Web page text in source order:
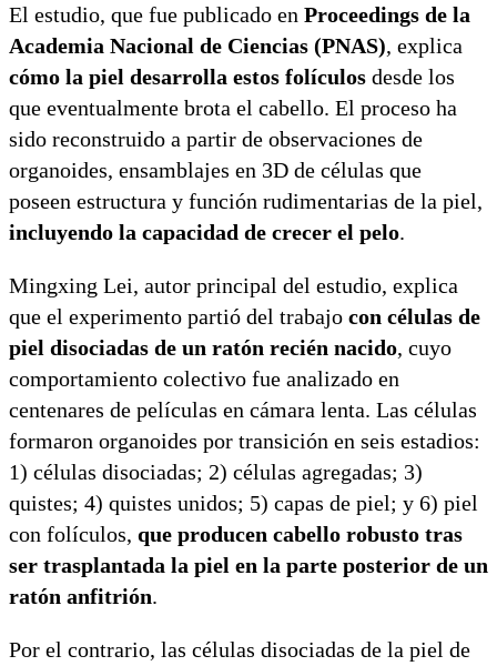
El estudio, que fue publicado en Proceedings de la
Academia Nacional de Ciencias (PNAS), explica
cómo la piel desarrolla estos folículos desde los
que eventualmente brota el cabello. El proceso ha
sido reconstruido a partir de observaciones de
organoides, ensamblajes en 3D de células que
poseen estructura y función rudimentarias de la piel,
incluyendo la capacidad de crecer el pelo.
Mingxing Lei, autor principal del estudio, explica
que el experimento partió del trabajo con células de
piel disociadas de un ratón recién nacido, cuyo
comportamiento colectivo fue analizado en
centenares de películas en cámara lenta. Las células
formaron organoides por transición en seis estadios:
1) células disociadas; 2) células agregadas; 3)
quistes; 4) quistes unidos; 5) capas de piel; y 6) piel
con folículos, que producen cabello robusto tras
ser trasplantada la piel en la parte posterior de un
ratón anfitrión.
Por el contrario, las células disociadas de la piel de